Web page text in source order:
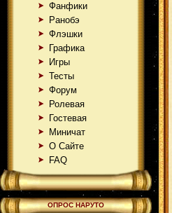
Фанфики
Ранобэ
Флэшки
Графика
Игры
Тесты
Форум
Ролевая
Гостевая
Миничат
О Сайте
FAQ
ОПРОС НАРУТО